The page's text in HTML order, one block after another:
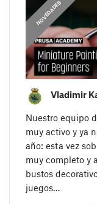
COMUNICADOS
NOVEDADES
Vladimir
Nuestro equipo
muy activo y ya
año: esta vez
muy completo y
bustos
juegos…